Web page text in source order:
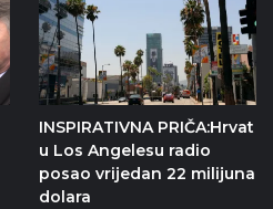
INSPIRATIVNA PRIČA:Hrvat
u Los Angelesu radio
posao vrijedan 22 milijuna
dolara